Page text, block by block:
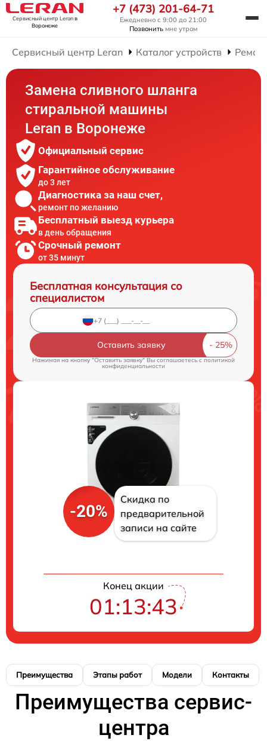
Сервисный центр Leranв
Воронеже
+7 (473) 201-64-71
Ежедневно с 9:00 до 21:00
Позвонить мне утром
Сервисный центр Leran Каталог устройств
Замена сливного шланга
стиральной машины
Leran в Воронеже
Официальный сервис
Гарантийное обслуживание
до 3 лет
Диагностика за наш счет,
ремонт по желанию
Бесплатный выезд курьера
в день обращения
Срочный ремонт
от 35 минут
Бесплатная консультация со
специалистом
Оставить заявку
Нажимая на кнопку "Оставить заявку" Вы соглашаетесь cполитикой
конфиденциальности
-20%
Скидка по
предварительной
записи на сайте
Конец акции
01:13:42
Преимущества Этапы работ Модели Контакты
Преимущества сервис-
центра